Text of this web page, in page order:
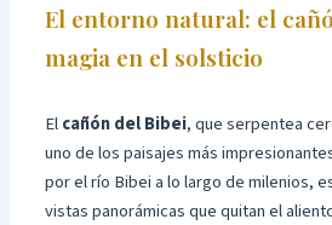
El entorno natural: el
magia en el solsticio
Elcañón del Bibei, que serpentea
uno de los paisajes más
por el río Bibei a lo largo de milenios,
vistas panorámicas que quitan el